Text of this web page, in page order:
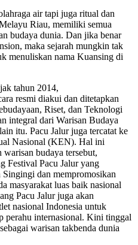
air tapi juga ritual dan
Riau, memiliki semua
budaya dunia. Dan jika benar
maka sejarah mungkin tak
menuliskan nama Kuansing di
tahun 2014,
resmi diakui dan ditetapkan
Riset, dan Teknologi
integral dari Warisan Budaya
itu. Pacu Jalur juga tercatat ke
Nasional (KEN). Hal ini
warisan budaya tersebut,
Festival Pacu Jalur yang
dan mempromosikan
masyarakat luas baik nasional
Pacu Jalur juga akan
nasional Indonesia untuk
perahu internasional. Kini tinggal
warisan takbenda dunia